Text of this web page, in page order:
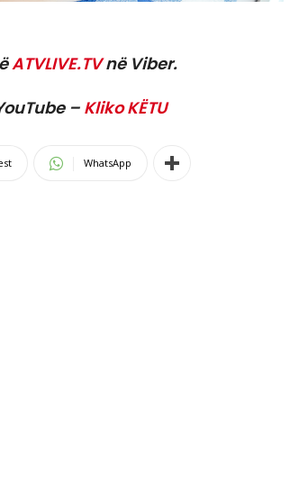
ATVLIVE.TVnë Viber.
– Kliko KËTU
WhatsApp